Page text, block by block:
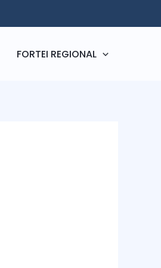
FORTEI REGIONAL